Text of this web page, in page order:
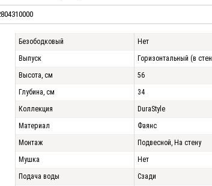
Безободковый
Нет
Выпуск
Горизонтальный (в
Высота, см
56
Глубина, см
34
Коллекция
DuraStyle
Материал
Фаянс
Монтаж
Подвесной, На стену
Мушка
Нет
Подача воды
Сзади